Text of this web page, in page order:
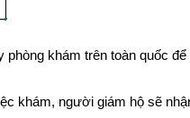
phòng khám trên toàn quốc
khám, người giám hộ sẽ